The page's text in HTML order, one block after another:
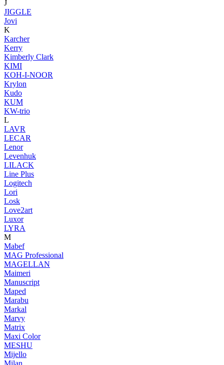
J
JIGGLE
Jovi
K
Karcher
Kerry
Kimberly Clark
KIMI
KOH-I-NOOR
Krylon
Kudo
KUM
KW-trio
L
LAVR
LECAR
Lenor
Levenhuk
LILACK
Line Plus
Logitech
Lori
Losk
Love2art
Luxor
LYRA
M
Mabef
MAG Professional
MAGELLAN
Maimeri
Manuscript
Maped
Marabu
Markal
Marvy
Matrix
Maxi Color
MESHU
Mijello
Milan